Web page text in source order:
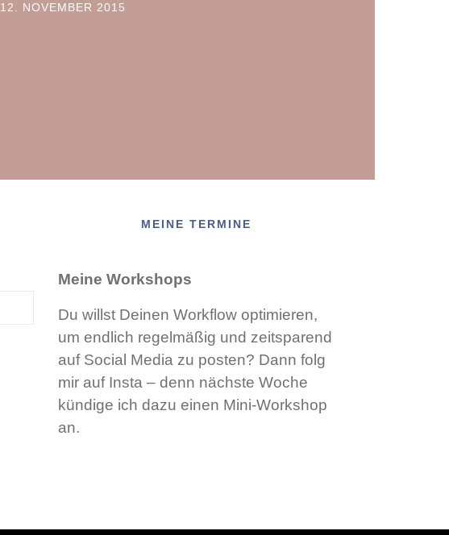
POSTED ON
12. NOVEMBER 2015
MEINE TERMINE
Meine Workshops
Du willst Deinen Workflow optimieren,
um endlich regelmäßig und zeitsparend
auf Social Media zu posten? Dann folg
mir auf Insta – denn nächste Woche
kündige ich dazu einen Mini-Workshop
an.